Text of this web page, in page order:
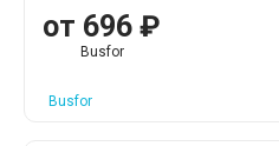
от 696 ₽
Busfor
Busfor